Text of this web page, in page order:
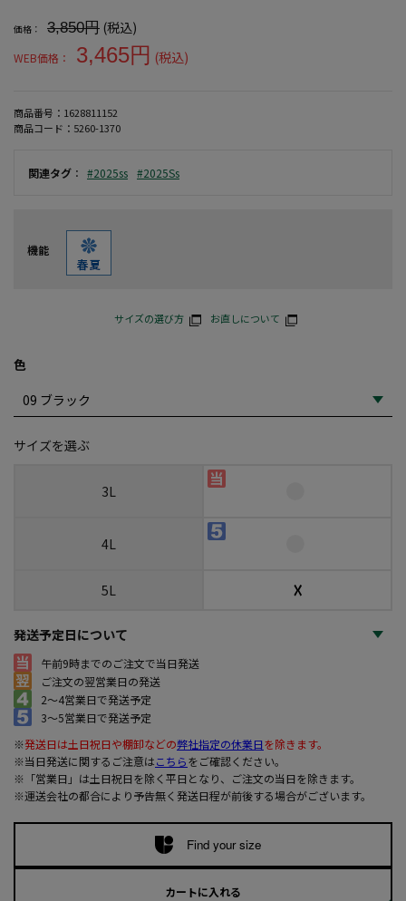
価格： 3,850円 (税込)
WEB価格： 3,465円 (税込)
商品番号： 1628811152
商品コード： 5260-1370
関連タグ ： #2025ss #2025Ss
機能
サイズの選び方 お直しについて
色
サイズを選ぶ
3L
4L
5L ☓
発送予定日について
午前9時までのご注文で当日発送
ご注文の翌営業日の発送
2～4営業日で発送予定
3～5営業日で発送予定
※発送日は土日祝日や棚卸などの弊社指定の休業日を除きます。
※当日発送に関するご注意はこちらをご確認ください。
※「営業日」は土日祝日を除く平日となり、ご注文の当日を除きます。
※運送会社の都合により予告無く発送日程が前後する場合がございます。
Find your size
カートに入れる